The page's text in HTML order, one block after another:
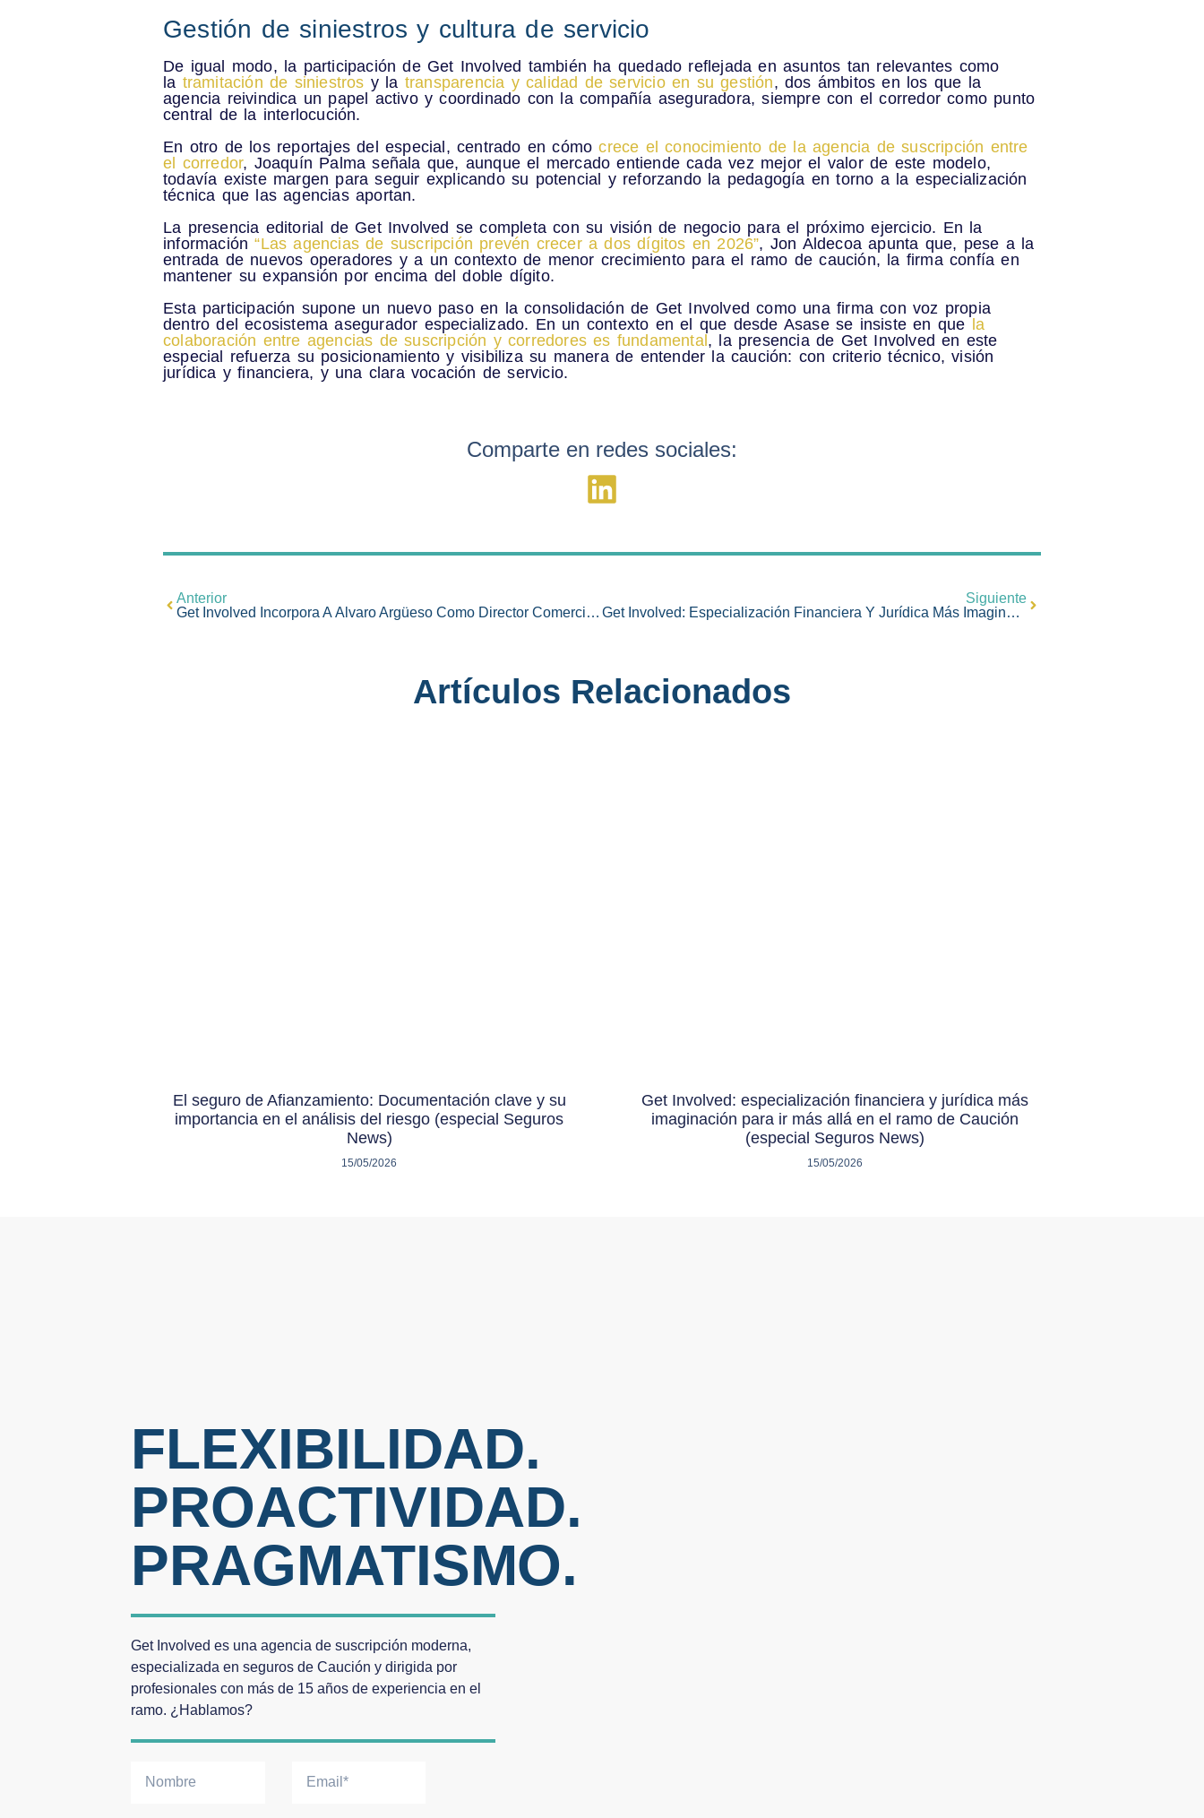
Gestión de siniestros y cultura de servicio
De igual modo, la participación de Get Involved también ha quedado reflejada en asuntos tan relevantes como
la tramitación de siniestros y la transparencia y calidad de servicio en su gestión, dos ámbitos en los que la
agencia reivindica un papel activo y coordinado con la compañía aseguradora, siempre con elcorredor como punto
central de la interlocución.
En otro de los reportajes del especial, centrado en cómocrece el conocimiento de la agencia de suscripción entre
el corredor, Joaquín Palma señala que, aunque el mercado entiende cada vez mejor el valor de este modelo,
todavía existe margen para seguir explicando su potencial y reforzando la pedagogía en torno a la especialización
técnica que las agencias aportan.
La presencia editorial de Get Involved se completa con su visión de negocio para el próximo ejercicio. En la
información“Las agencias de suscripción prevén crecer a dos dígitos en 2026”, Jon Aldecoa apunta que, pese a la
entrada de nuevos operadores y a un contexto de menor crecimiento para el ramo de caución, la firma confía en
mantener su expansión por encima del doble dígito.
Esta participación supone un nuevo paso en la consolidación de Get Involved como una firma con voz propia
dentro del ecosistema asegurador especializado. En un contexto en el que desde Asase se insiste en que la
colaboración entre agencias de suscripción y corredores es fundamental, la presencia de Get Involved en este
especial refuerza su posicionamiento y visibiliza su manera de entender la caución: con criterio técnico, visión
jurídica y financiera, y una clara vocación de servicio.
Comparte en redes sociales:
Anterior
Get Involved Incorpora A Álvaro Argüeso Como Director Comercial Para Reforzar Su Presencia En El Mercado De Caución
Siguiente
Get Involved: Especialización Financiera Y Jurídica Más Imaginación Para Ir Más Allá En El Ramo De Caución (especial Seguros News)
Artículos Relacionados
El seguro de Afianzamiento: Documentación clave y su
importancia en el análisis del riesgo (especial Seguros
News)
15/05/2026
Get Involved: especialización financiera y jurídica más
imaginación para ir más allá en el ramo de Caución
(especial Seguros News)
15/05/2026
FLEXIBILIDAD.
PROACTIVIDAD.
PRAGMATISMO.
Get Involved es una agencia de suscripción moderna,
especializada en seguros de Caución y dirigida por
profesionales con más de 15 años de experiencia en el
ramo. ¿Hablamos?